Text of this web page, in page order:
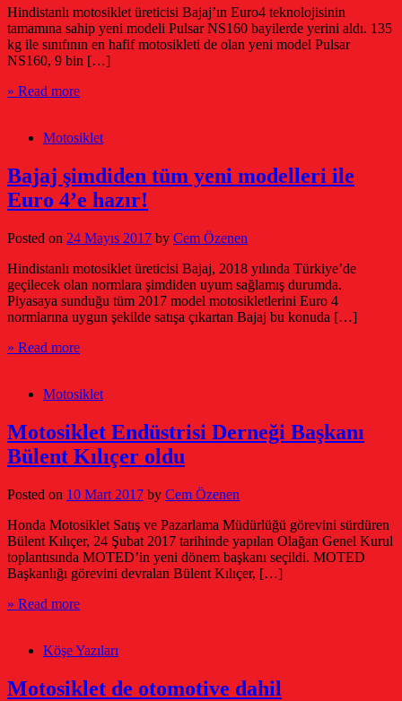
Hindistanlı motosiklet üreticisi Bajaj’ın Euro4 teknolojisinin
tamamına sahip yeni modeli Pulsar NS160 bayilerde yerini aldı. 135
kg ile sınıfının en hafif motosikleti de olan yeni model Pulsar
NS160, 9 bin […]
» Read more
Motosiklet
Bajaj şimdiden tüm yeni modelleri ile
Euro 4’e hazır!
Posted on 24 Mayıs 2017 by Cem Özenen
Hindistanlı motosiklet üreticisi Bajaj, 2018 yılında Türkiye’de
geçilecek olan normlara şimdiden uyum sağlamış durumda.
Piyasaya sunduğu tüm 2017 model motosikletlerini Euro 4
normlarına uygun şekilde satışa çıkartan Bajaj bu konuda […]
» Read more
Motosiklet
Motosiklet Endüstrisi Derneği Başkanı
Bülent Kılıçer oldu
Posted on 10 Mart 2017 by Cem Özenen
Honda Motosiklet Satış ve Pazarlama Müdürlüğü görevini sürdüren
Bülent Kılıçer, 24 Şubat 2017 tarihinde yapılan Olağan Genel Kurul
toplantısında MOTED’in yeni dönem başkanı seçildi. MOTED
Başkanlığı görevini devralan Bülent Kılıçer, […]
» Read more
Köşe Yazıları
Motosiklet de otomotive dahil